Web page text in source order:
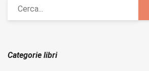
Categorie libri